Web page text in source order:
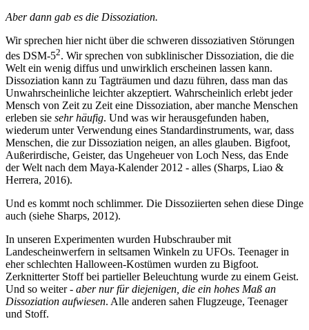
Aber dann gab es die Dissoziation.
Wir sprechen hier nicht über die schweren dissoziativen Störungen
des DSM-52. Wir sprechen von subklinischer Dissoziation, die die
Welt ein wenig diffus und unwirklich erscheinen lassen kann.
Dissoziation kann zu Tagträumen und dazu führen, dass man das
Unwahrscheinliche leichter akzeptiert. Wahrscheinlich erlebt jeder
Mensch von Zeit zu Zeit eine Dissoziation, aber manche Menschen
erleben sie sehr häufig. Und was wir herausgefunden haben,
wiederum unter Verwendung eines Standardinstruments, war, dass
Menschen, die zur Dissoziation neigen, an alles glauben. Bigfoot,
Außerirdische, Geister, das Ungeheuer von Loch Ness, das Ende
der Welt nach dem Maya-Kalender 2012 - alles (Sharps, Liao &
Herrera, 2016).
Und es kommt noch schlimmer. Die Dissoziierten sehen diese Dinge
auch (siehe Sharps, 2012).
In unseren Experimenten wurden Hubschrauber mit
Landescheinwerfern in seltsamen Winkeln zu UFOs. Teenager in
eher schlechten Halloween-Kostümen wurden zu Bigfoot.
Zerknitterter Stoff bei partieller Beleuchtung wurde zu einem Geist.
Und so weiter - aber nur für diejenigen, die ein hohes Maß an
Dissoziation aufwiesen. Alle anderen sahen Flugzeuge, Teenager
und Stoff.